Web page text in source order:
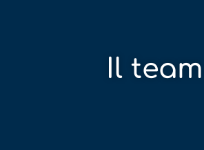
Il team